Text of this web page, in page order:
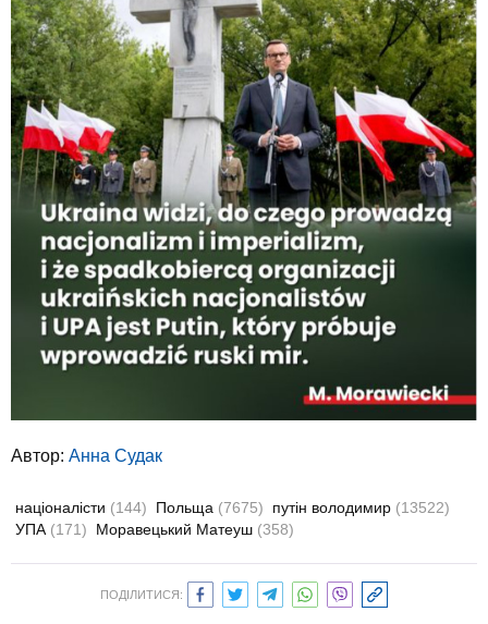
Автор: Анна Судак
націоналісти (144) Польща (7675) путін володимир (13522)
УПА (171) Моравецький Матеуш (358)
ПОДІЛИТИСЯ: